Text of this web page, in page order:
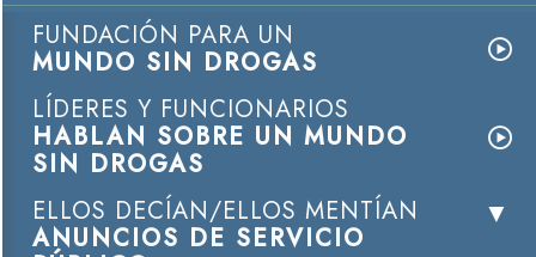
FUNDACIÓN PARA UN
MUNDO SIN DROGAS
LÍDERES Y FUNCIONARIOS
HABLAN SOBRE UN MUNDO
SIN DROGAS
ELLOS DECÍAN/ELLOS MENTÍAN
ANUNCIOS DE SERVICIO